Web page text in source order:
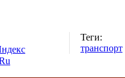
Теги:
транспорт